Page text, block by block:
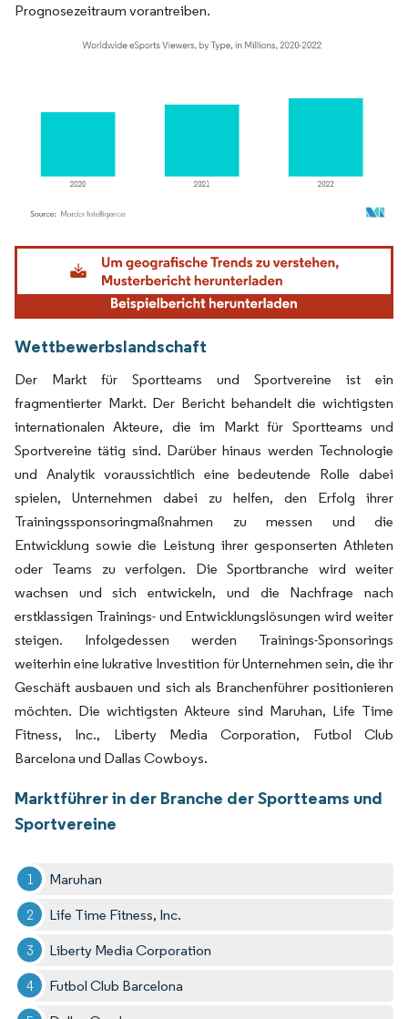
Prognosezeitraum vorantreiben.
Bild © Mordor Intelligence. Wiederverwendung erfordert Namensnennung gemäß
Wettbewerbslandschaft
Der Markt für Sportteams und Sportvereine ist ein
fragmentierter Markt. Der Bericht behandelt die wichtigsten
internationalen Akteure, die im Markt für Sportteams und
Sportvereine tätig sind. Darüber hinaus werden Technologie
und Analytik voraussichtlich eine bedeutende Rolle dabei
spielen, Unternehmen dabei zu helfen, den Erfolg ihrer
Trainingssponsoringmaßnahmen zu messen und die
Entwicklung sowie die Leistung ihrer gesponserten Athleten
oder Teams zu verfolgen. Die Sportbranche wird weiter
wachsen und sich entwickeln, und die Nachfrage nach
erstklassigen Trainings- und Entwicklungslösungen wird weiter
steigen. Infolgedessen werden Trainings-Sponsorings
weiterhin eine lukrative Investition für Unternehmen sein, die ihr
Geschäft ausbauen und sich als Branchenführer positionieren
möchten. Die wichtigsten Akteure sind Maruhan, Life Time
Fitness, Inc., Liberty Media Corporation, Futbol Club
Barcelona und Dallas Cowboys.
Marktführer in der Branche der Sportteams und
Sportvereine
Maruhan
Life Time Fitness, Inc.
Liberty Media Corporation
Futbol Club Barcelona